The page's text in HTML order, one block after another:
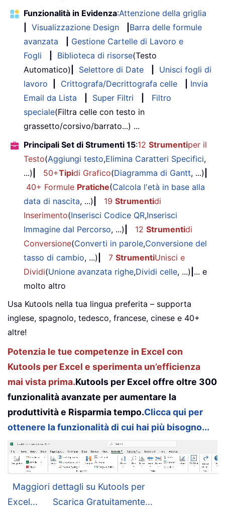
Funzionalità in Evidenza:Attenzione della griglia
Visualizzazione Design
Barra delle formule
avanzata
Gestione Cartelle di Lavoro e
Fogli
Biblioteca di risorse(Testo
Automatico)
Selettore di Date
Unisci fogli di
lavoro
Crittografa/Decrittografa celle
Invia
Email da Lista
Super Filtri
Filtro
speciale(Filtra celle con testo in
grassetto/corsivo/barrato...) ...
Principali Set di Strumenti 15:12 Strumentiper il
Testo(Aggiungi testo,Elimina Caratteri Specifici,
...)
50+Tipidi Grafico(Diagramma di Gantt, ...)
40+ Formule Pratiche(Calcola l'età in base alla
data di nascita, ...) 19 Strumentidi
Inserimento(Inserisci Codice QR,Inserisci
Immagine dal Percorso, ...) 12 Strumentidi
Conversione(Converti in parole,Conversione del
tasso di cambio, ...) 7 StrumentiUnisci e
Dividi(Unione avanzata righe,Dividi celle, ...) ... e
molto altro
Usa Kutools nella tua lingua preferita – supporta
inglese, spagnolo, tedesco, francese, cinese e 40+
altre!
Potenzia le tue competenze in Excel con
Kutools per Excel e sperimenta un’efficienza
mai vista prima.Kutools per Excel offre oltre 300
funzionalità avanzate per aumentare la
produttività e Risparmia tempo.Clicca qui per
ottenere la funzionalità di cui hai più bisogno...
Maggiori dettagli su Kutools per
Excel...
Scarica Gratuitamente...